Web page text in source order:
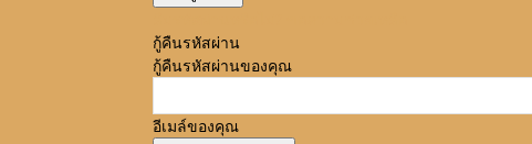
กู้คืนรหัสผ่าน
กู้คืนรหัสผ่านของคุณ
อีเมล์ของคุณ